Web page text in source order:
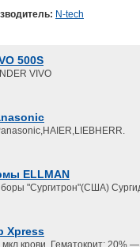
N-tech
500S
VIVO
ELLMAN
"Сургитрон"(США)
Xpress
крови, Гематокрит: 20%